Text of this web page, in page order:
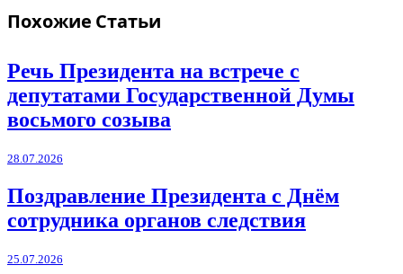
Похожие Статьи
Речь Президента на встрече с
депутатами Государственной Думы
восьмого созыва
28.07.2026
Поздравление Президента с Днём
сотрудника органов следствия
25.07.2026